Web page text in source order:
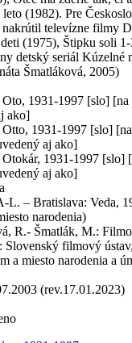
leto (1982). Pre
nakrútil televízne filmy
(1975), Štipku soli
detský seriál Kúzelné
Šmatláková, 2005)
1931-1997 [slo]
ako]
1931-1997 [slo]
aj ako]
1931-1997 [slo]
aj ako]
L. – Bratislava: Veda,
narodenia)
R.- Šmatlák, M.:
Slovenský filmový
a miesto narodenia a
(rev.17.01.2023)